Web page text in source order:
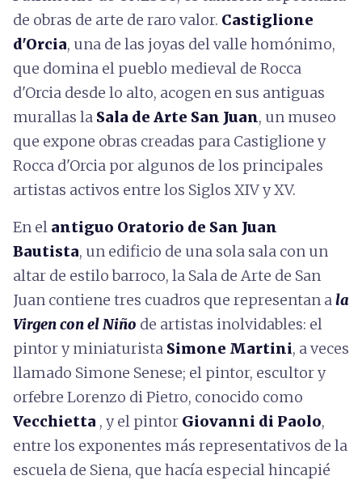
de obras de arte de raro valor. Castiglione
d'Orcia, una de las joyas del valle homónimo,
que domina el pueblo medieval de Rocca
d'Orcia desde lo alto, acogen en sus antiguas
murallas la Sala de Arte San Juan, un museo
que expone obras creadas para Castiglione y
Rocca d'Orcia por algunos de los principales
artistas activos entre los Siglos XIV y XV.
En el antiguo Oratorio de San Juan
Bautista, un edificio de una sola sala con un
altar de estilo barroco, la Sala de Arte de San
Juan contiene tres cuadros que representan ala
Virgen con el Niño de artistas inolvidables: el
pintor y miniaturista Simone Martini, a veces
llamado Simone Senese; el pintor, escultor y
orfebre Lorenzo di Pietro, conocido como
Vecchietta , y el pintor Giovanni di Paolo,
entre los exponentes más representativos de la
escuela de Siena, que hacía especial hincapié